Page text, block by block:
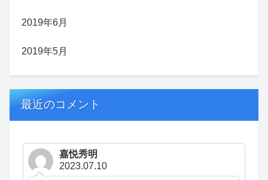
2019年6月
2019年5月
最近のコメント
嘉悦秀明
2023.07.10